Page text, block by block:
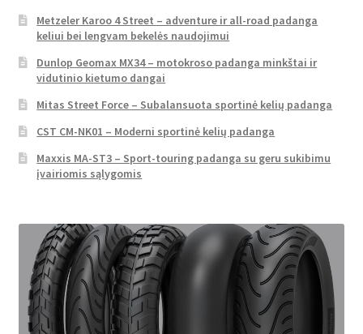
Metzeler Karoo 4 Street – adventure ir all-road padanga
keliui bei lengvam bekelės naudojimui
Dunlop Geomax MX34 – motokroso padanga minkštai ir
vidutinio kietumo dangai
Mitas Street Force – Subalansuota sportinė kelių padanga
CST CM-NK01 – Moderni sportinė kelių padanga
Maxxis MA-ST3 – Sport-touring padanga su geru sukibimu
įvairiomis sąlygomis